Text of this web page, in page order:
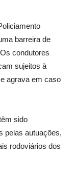
barreira de
condutores
sujeitos à
agrava em caso
sido
pelas autuações,
rodoviários dos